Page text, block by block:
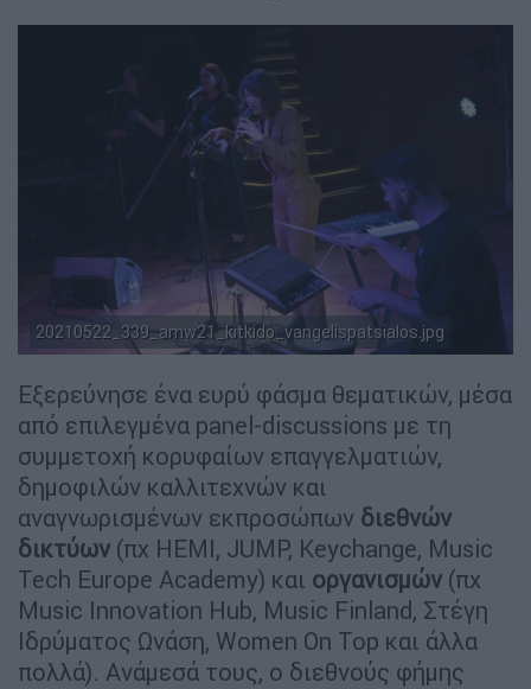
20210522_339_amw21_kitkido_vangelispatsialos.jpg
Εξερεύνησε ένα ευρύ φάσμα θεματικών, μέσα
από επιλεγμένα panel-discussions με τη
συμμετοχή κορυφαίων επαγγελματιών,
δημοφιλών καλλιτεχνών και
αναγνωρισμένων εκπροσώπων διεθνών
δικτύων (πχ HEMI, JUMP, Keychange, Music
Tech Europe Academy) και οργανισμών (πχ
Μusic Innovation Hub, Music Finland, Στέγη
Ιδρύματος Ωνάση, Women On Top και άλλα
πολλά). Ανάμεσά τους, ο διεθνούς φήμης